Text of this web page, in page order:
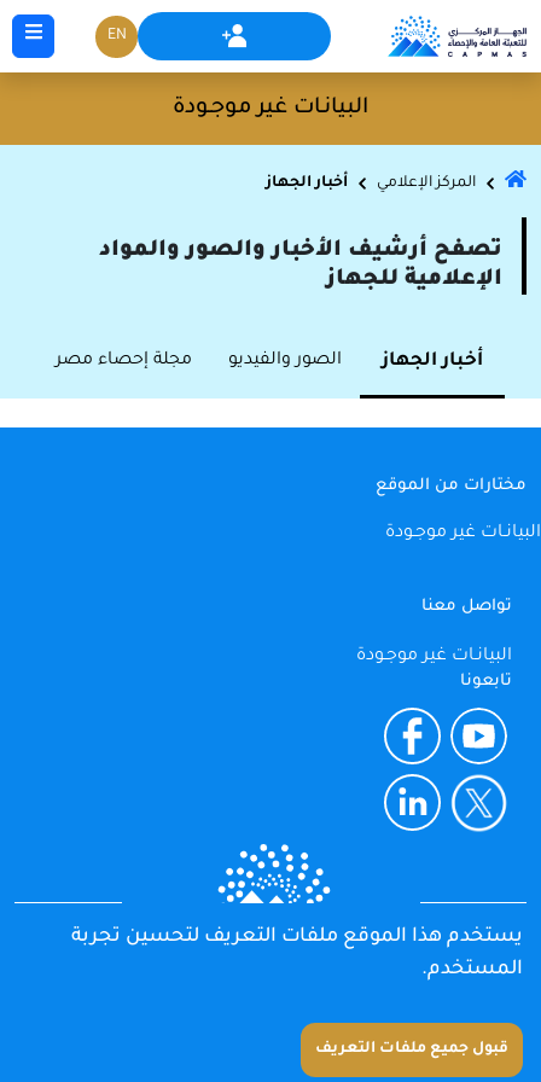
EN
البيانـات غير موجـودة
المركز الإعلامي أخبار الجهاز
تصفح أرشيف الأخبار والصور والمواد
الإعلامية للجهاز
أخبار الجهاز الصور والفيديو مجلة إحصاء مصر
مختارات من الموقع
البيانـات غير موجـودة
تواصل معنا
البيانـات غير موجـودة
تابعونا
جمهورية مصر العربية
يستخدم هذا الموقع ملفات التعريف لتحسين تجربة
المستخدم.
قبول جميع ملفات التعريف